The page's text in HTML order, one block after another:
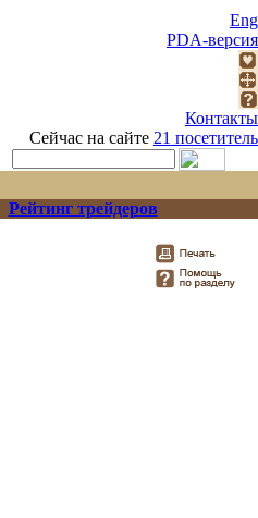
Eng
PDA-версия
Контакты
Сейчас на сайте 21 посетитель
Рейтинг трейдеров